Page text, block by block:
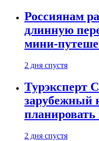
Россиянам
длинную
мини-
2 дня спустя
Турэксперт
зарубежный
планировать
2 дня спустя